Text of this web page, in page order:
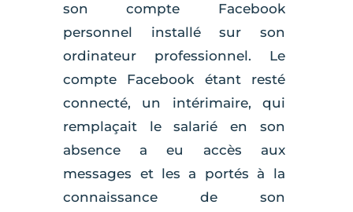
son compte Facebook
personnel installé sur son
ordinateur professionnel. Le
compte Facebook étant resté
connecté, un intérimaire, qui
remplaçait le salarié en son
absence a eu accès aux
messages et les a portés à la
connaissance de son